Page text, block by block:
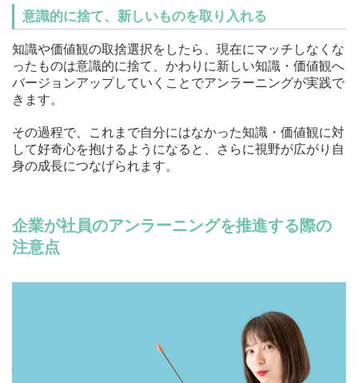
意識的に捨て、新しいものを取り入れる
知識や価値観の取捨選択をしたら、現在にマッチしなくな
ったものは意識的に捨て、かわりに新しい知識・価値観へ
バージョンアップしていくことでアンラーニングが実践で
きます。
その過程で、これまで自分にはなかった知識・価値観に対
して好奇心を抱けるようになると、さらに視野が広がり自
身の成長につなげられます。
企業が社員のアンラーニングを推進する際の
注意点